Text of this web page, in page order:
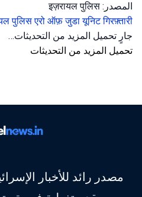
المصدر: इज़रायल पुलिस
पुलिसएरो ऑफ़ जुडा यूनिटगिरफ़्तारी
جارٍ تحميل المزيد من التحديثات…
تحميل المزيد من التحديثات
مصدر رائد للأخبار